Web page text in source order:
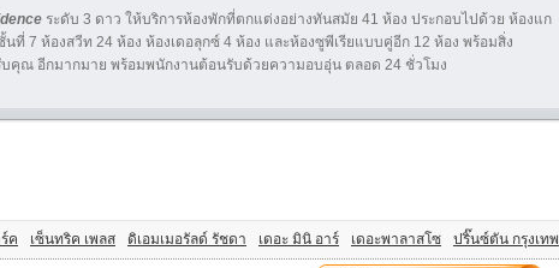
ระดับ 3 ดาว ให้บริการห้องพักที่ตกแต่งอย่างทันสมัย 41 ห้อง ประกอบไปด้วย ห้องแก
ที่ 7 ห้องสวีท 24 ห้อง ห้องเดอลุกซ์ 4 ห้อง และห้องซูพีเรียแบบคู่อีก 12 ห้อง พร้อมสิ่ง
คุณ อีกมากมาย พร้อมพนักงานต้อนรับด้วยความอบอุ่น ตลอด 24 ชั่วโมง
ค เซ็นทริค เพลส ดิเอมเมอรัลด์ รัชดา เดอะ มินิ อาร์ เดอะพาลาสโซ ปริ๊นซ์ตัน กรุงเทพ